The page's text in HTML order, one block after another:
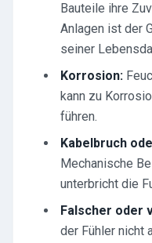
Bauteile ihre
Anlagen ist der
seiner
Korrosion:
kann zu
führen.
Kabelbruch
Mechanische
unterbricht die
Falscher oder
der Fühler nicht